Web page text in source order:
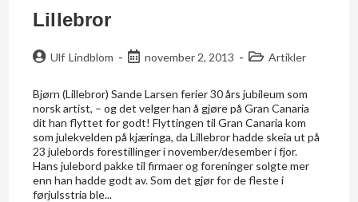
Lillebror
Ulf Lindblom november 2, 2013 Artikler
Bjørn (Lillebror) Sande Larsen ferier 30 års jubileum som
norsk artist, – og det velger han å gjøre på Gran Canaria
dit han flyttet for godt! Flyttingen til Gran Canaria kom
som julekvelden på kjæringa, da Lillebror hadde skeia ut på
23 julebords forestillinger i november/desember i fjor.
Hans julebord pakke til firmaer og foreninger solgte mer
enn han hadde godt av. Som det gjør for de fleste i
førjulsstria ble...